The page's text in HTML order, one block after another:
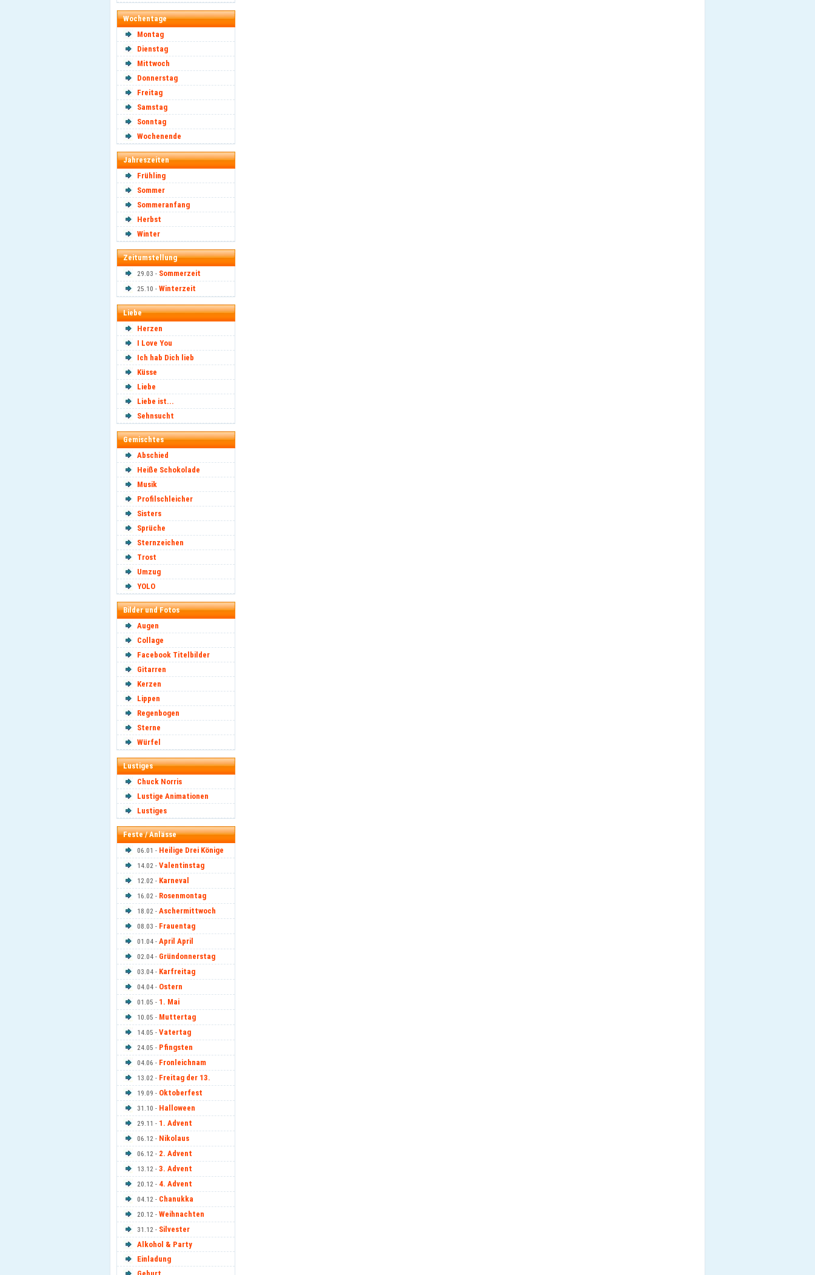
Wochentage
Montag
Dienstag
Mittwoch
Donnerstag
Freitag
Samstag
Sonntag
Wochenende
Jahreszeiten
Frühling
Sommer
Sommeranfang
Herbst
Winter
Zeitumstellung
29.03 - Sommerzeit
25.10 - Winterzeit
Liebe
Herzen
I Love You
Ich hab Dich lieb
Küsse
Liebe
Liebe ist...
Sehnsucht
Gemischtes
Abschied
Heiße Schokolade
Musik
Profilschleicher
Sisters
Sprüche
Sternzeichen
Trost
Umzug
YOLO
Bilder und Fotos
Augen
Collage
Facebook Titelbilder
Gitarren
Kerzen
Lippen
Regenbogen
Sterne
Würfel
Lustiges
Chuck Norris
Lustige Animationen
Lustiges
Feste / Anlässe
06.01 - Heilige Drei Könige
14.02 - Valentinstag
12.02 - Karneval
16.02 - Rosenmontag
18.02 - Aschermittwoch
08.03 - Frauentag
01.04 - April April
02.04 - Gründonnerstag
03.04 - Karfreitag
04.04 - Ostern
01.05 - 1. Mai
10.05 - Muttertag
14.05 - Vatertag
24.05 - Pfingsten
04.06 - Fronleichnam
13.02 - Freitag der 13.
19.09 - Oktoberfest
31.10 - Halloween
29.11 - 1. Advent
06.12 - Nikolaus
06.12 - 2. Advent
13.12 - 3. Advent
20.12 - 4. Advent
04.12 - Chanukka
20.12 - Weihnachten
31.12 - Silvester
Alkohol & Party
Einladung